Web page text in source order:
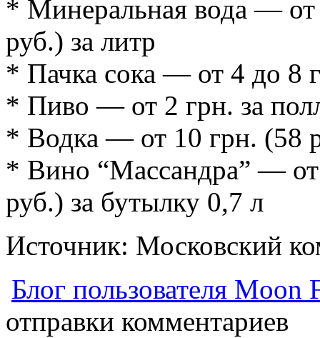
* Минеральная вода —
руб.) за литр
* Пачка сока — от 4 до 8
* Пиво — от 2 грн. за
* Водка — от 10 грн. (58
* Вино “Массандра” —
руб.) за бутылку 0,7 л
Источник: Московский
Блог пользователя Moon
отправки комментариев